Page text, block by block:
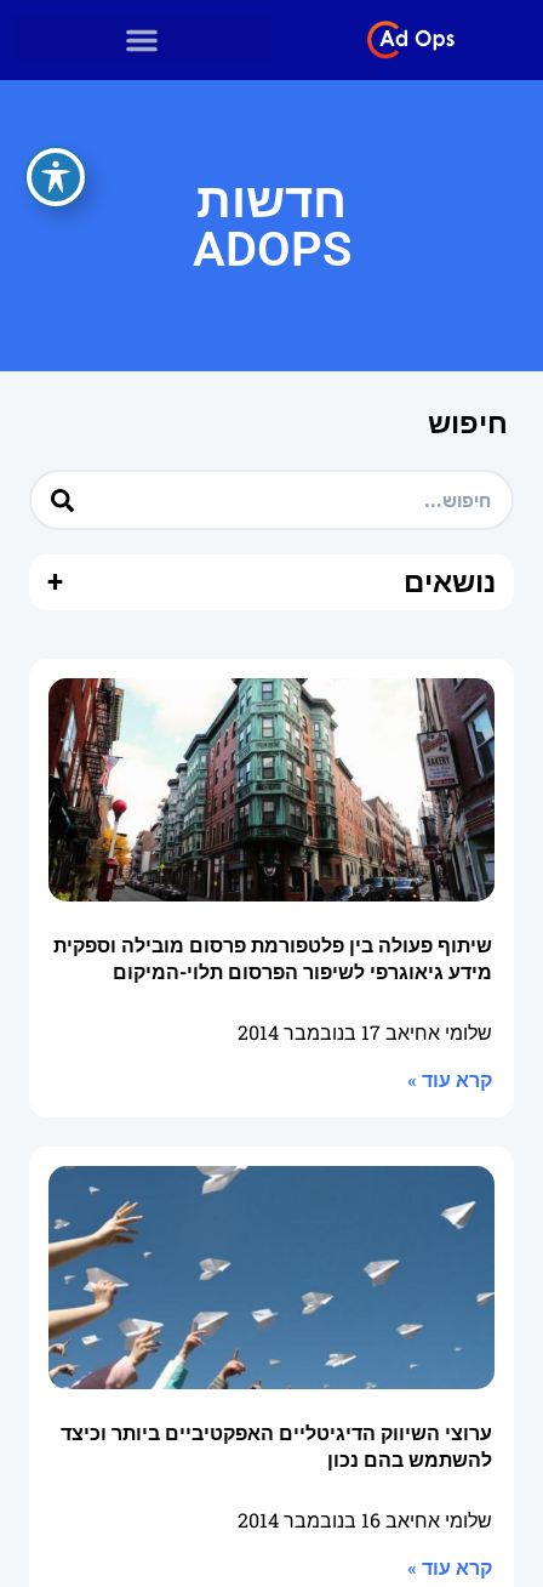
חדשות
ADOPS
חיפוש
נושאים +
שיתוף פעולה בין פלטפורמת פרסום מובילה וספקית
מידע גיאוגרפי לשיפור הפרסום תלוי-המיקום
שלומי אחיאב17 בנובמבר 2014
קרא עוד »
ערוצי השיווק הדיגיטליים האפקטיביים ביותר וכיצד
להשתמש בהם נכון
שלומי אחיאב16 בנובמבר 2014
קרא עוד »